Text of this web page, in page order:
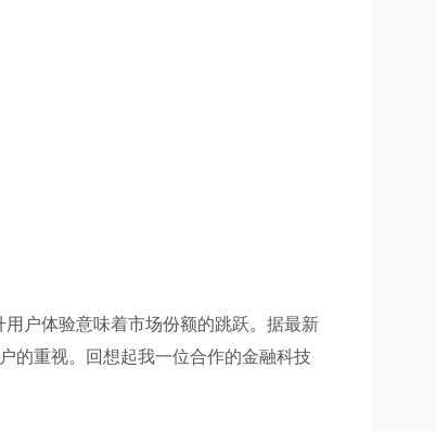
户体验意味着市场份额的跳跃。据最新
的重视。回想起我一位合作的金融科技